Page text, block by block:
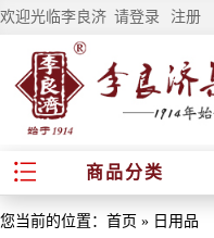
欢迎光临李良济 请登录 注册
商品分类
您当前的位置： 首页 » 日用品